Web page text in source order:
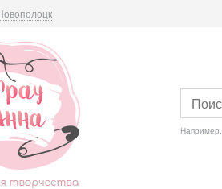
Например: